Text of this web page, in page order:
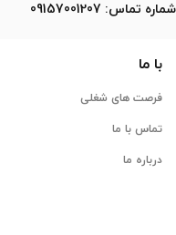
ﺷﻤﺎره ﺗﻤﺎس: 09157001207
با ما
فرصت های شغلی
تماس با ما
درباره ما